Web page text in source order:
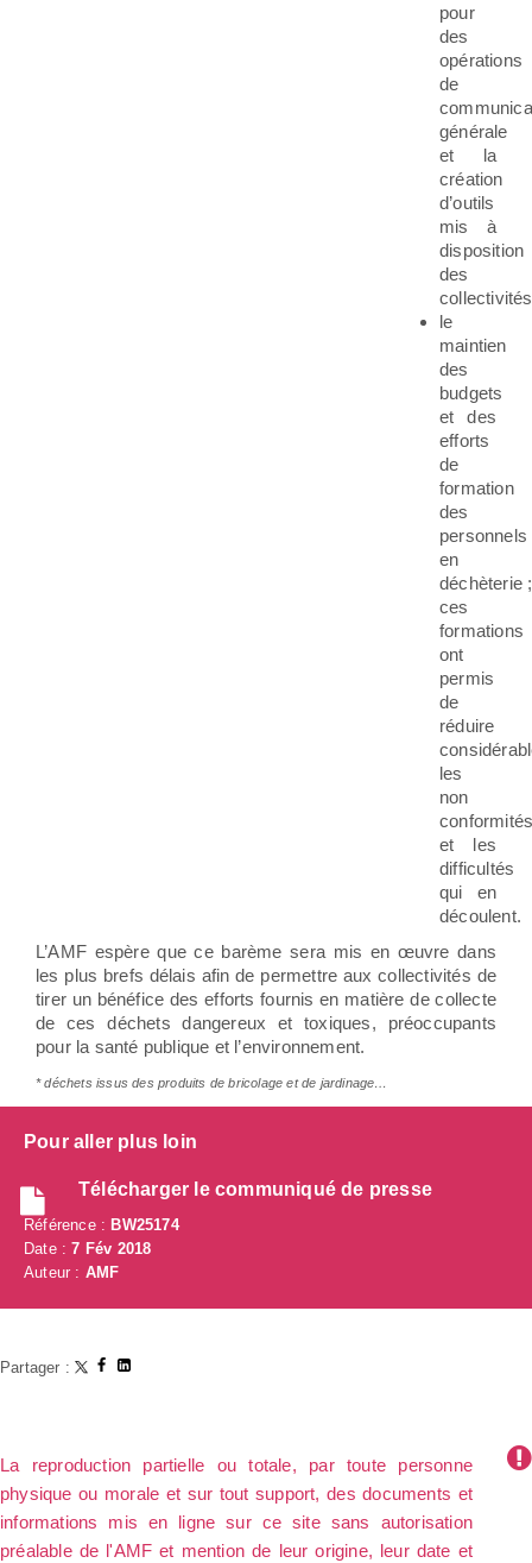
pour
des
opérations
de
générale
et la
création
d’outils
mis à
disposition
des
le
maintien
des
budgets
et des
efforts
de
formation
des
personnels
en
déchèterie ;
ces
formations
ont
permis
de
réduire
les
non
et les
difficultés
qui en
découlent.
L’AMF espère que ce barème sera mis en œuvre dans
les plus brefs délais afin de permettre aux collectivités de
tirer un bénéfice des efforts fournis en matière de collecte
de ces déchets dangereux et toxiques, préoccupants
pour la santé publique et l’environnement.
* déchets issus des produits de bricolage et de jardinage…
Pour aller plus loin
Télécharger le communiqué de presse
Référence :BW25174
Date :7 Fév 2018
Auteur : AMF
Partager :
La reproduction partielle ou totale, par toute personne
physique ou morale et sur tout support, des documents et
informations mis en ligne sur ce site sans autorisation
préalable de l'AMF et mention de leur origine, leur date et